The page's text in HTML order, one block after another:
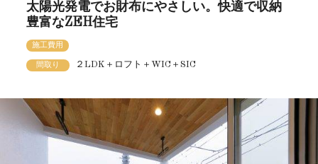
太陽光発電でお財布にやさしい。快適で収納
豊富なZEH住宅
施工費用
間取り ２LDK＋ロフト＋WIC＋SIC